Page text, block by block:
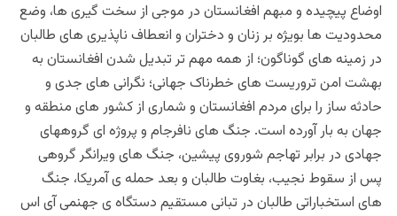
اوضاع پیچیده و مبهم افغانستان در موجی از سخت گیری ها، وضع
محدودیت ها بویژه بر زنان و دختران و انعطاف ناپذیری های طالبان
در زمینه های گوناگون؛ از همه مهم تر تبدیل شدن افغانستان به
بهشت امن تروریست های خطرناک جهانی؛ نگرانی های جدی و
حادثه ساز را برای مردم افغانستان و شماری از کشور های منطقه و
جهان به بار آورده است. جنگ های نافرجام و پروژه ای گروههای
جهادی در برابر تهاجم شوروی پیشین، جنگ های ویرانگر گروهی
پس از سقوط نجیب، بغاوت طالبان و بعد حمله ی آمریکا، جنگ
های استخباراتی طالبان در تبانی مستقیم دستگاه ی جهنمی آی اس